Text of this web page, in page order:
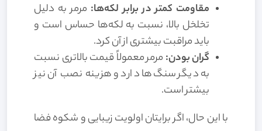
مقاومت کمتر در برابر لکه‌ها: مرمر به دلیل
تخلخل بالا، نسبت به لکه‌ها حساس است و
باید مراقبت بیشتری از آن کرد.
گران بودن: مرمر معمولاً قیمت بالاتری نسبت
به دیگر سنگ‌ها دارد و هزینه نصب آن نیز
بیشتر است.
با این حال، اگر برایتان اولویت زیبایی و شکوه فضا